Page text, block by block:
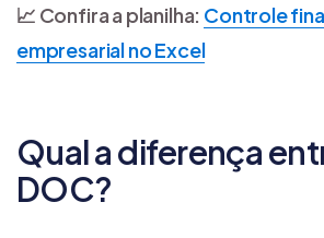
📈 Confira a planilha: Controle
empresarial no Excel
Qual a diferença
DOC?